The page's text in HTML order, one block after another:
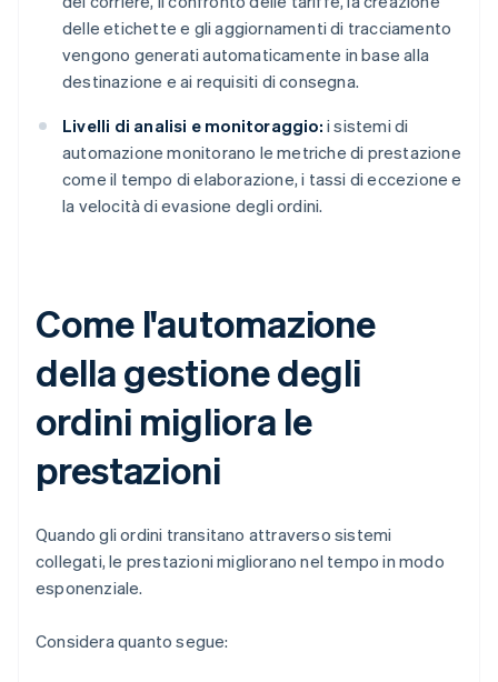
delle etichette e gli aggiornamenti di tracciamento
vengono generati automaticamente in base alla
destinazione e ai requisiti di consegna.
Livelli di analisi e monitoraggio: i sistemi di
automazione monitorano le metriche di prestazione
come il tempo di elaborazione, i tassi di eccezione e
la velocità di evasione degli ordini.
Come l'automazione
della gestione degli
ordini migliora le
prestazioni
Quando gli ordini transitano attraverso sistemi
collegati, le prestazioni migliorano nel tempo in modo
esponenziale.
Considera quanto segue: